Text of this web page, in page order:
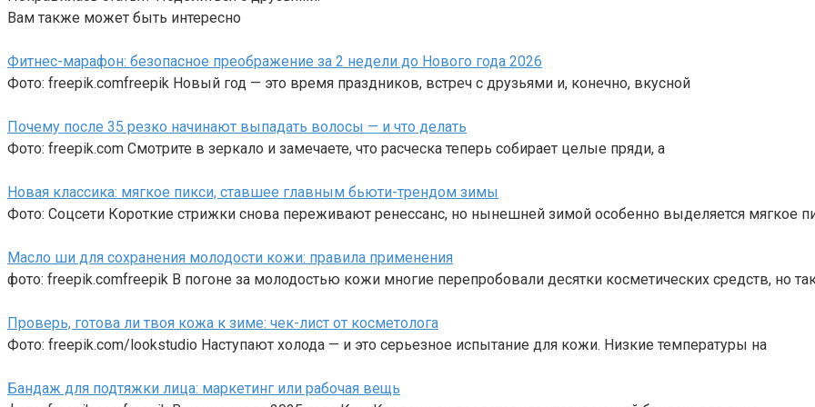
Вам также может быть интересно
Фитнес-марафон: безопасное преображение за 2 недели до Нового года 2026
Фото: freepik.comfreepik Новый год — это время праздников, встреч с друзьями и, конечно, вкусной
Почему после 35 резко начинают выпадать волосы — и что делать
Фото: freepik.com Смотрите в зеркало и замечаете, что расческа теперь собирает целые пряди, а
Новая классика: мягкое пикси, ставшее главным бьюти-трендом зимы
Фото: Соцсети Короткие стрижки снова переживают ренессанс, но нынешней зимой особенно выделяется мягкое
Масло ши для сохранения молодости кожи: правила применения
фото: freepik.comfreepik В погоне за молодостью кожи многие перепробовали десятки косметических средств, но
Проверь, готова ли твоя кожа к зиме: чек-лист от косметолога
Фото: freepik.com/lookstudio Наступают холода — и это серьезное испытание для кожи. Низкие температуры на
Бандаж для подтяжки лица: маркетинг или рабочая вещь